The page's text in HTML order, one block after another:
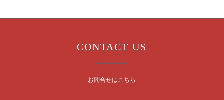
CONTACT US
お問合せはこちら